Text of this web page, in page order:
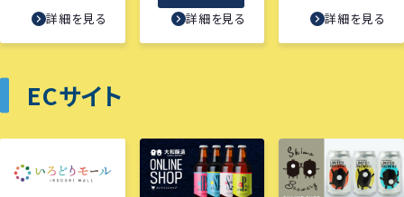
詳細を見る
詳細を見る
詳細を見る
ECサイト